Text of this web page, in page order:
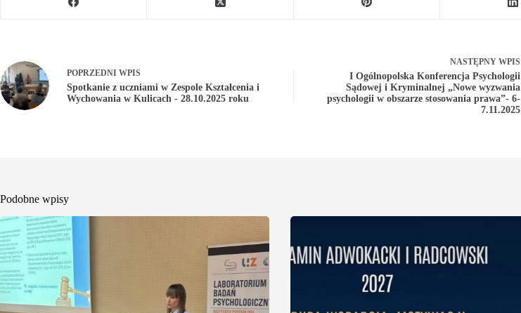
POPRZEDNI WPIS
Spotkanie z uczniami w Zespole Kształcenia i
Wychowania w Kulicach - 28.10.2025 roku
NASTĘPNY WPIS
I Ogólnopolska Konferencja Psychologii
Sądowej i Kryminalnej „Nowe wyzwania
psychologii w obszarze stosowania prawa”- 6-
7.11.2025
Podobne wpisy